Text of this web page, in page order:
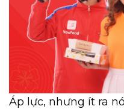
Áp lực, nhưng ít ra